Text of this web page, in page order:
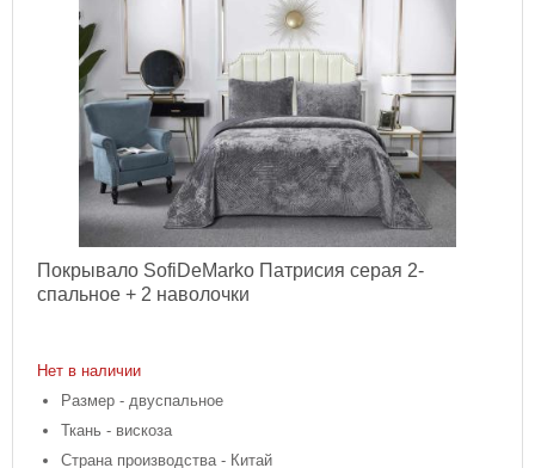
Покрывало SofiDeMarko Патрисия серая 2-
спальное + 2 наволочки
Нет в наличии
Размер - двуспальное
Ткань - вискоза
Страна производства - Китай